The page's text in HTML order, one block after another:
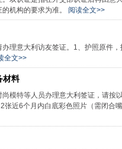
机构的要求为准。
阅读全文>>
理意大利访友签证。1、护照原件
全文>>
材料
模特等人员办理意大利签证，请按
张近6个月内白底彩色照片（需闭合